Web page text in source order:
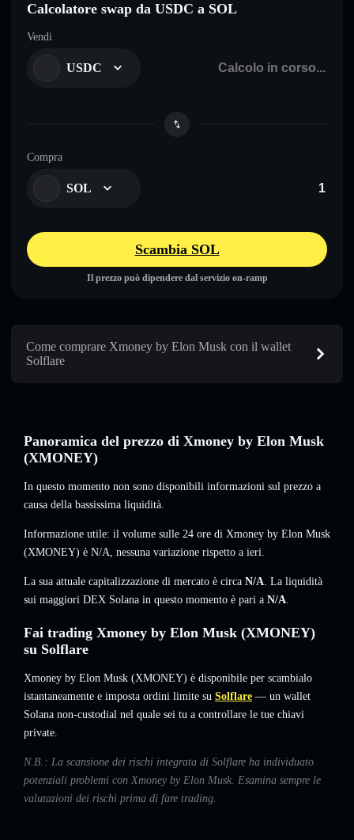
Calcolatore swap da USDC a SOL
Vendi
USDC
Compra
SOL
Scambia SOL
Il prezzo può dipendere dal servizio on-ramp
Come comprare Xmoney by Elon Musk con il wallet
Solflare
Panoramica del prezzo di Xmoney by Elon Musk
(XMONEY)
In questo momento non sono disponibili informazioni sul prezzo a
causa della bassissima liquidità.
Informazione utile: il volume sulle 24 ore di Xmoney by Elon Musk
(XMONEY) è N/A, nessuna variazione rispetto a ieri.
La sua attuale capitalizzazione di mercato è circa N/A. La liquidità
sui maggiori DEX Solana in questo momento è pari a N/A.
Fai trading Xmoney by Elon Musk (XMONEY)
su Solflare
Xmoney by Elon Musk (XMONEY) è disponibile per scambialo
istantaneamente e imposta ordini limite su Solflare — un wallet
Solana non-custodial nel quale sei tu a controllare le tue chiavi
private.
N.B.: La scansione dei rischi integrata di Solflare ha individuato
potenziali problemi con Xmoney by Elon Musk. Esamina sempre le
valutazioni dei rischi prima di fare trading.